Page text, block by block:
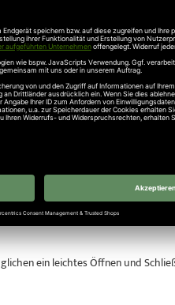
auch mit Antrieb
System.
überwacht
selbstüberwachenden
und öffnet es sofort beim
schützt Ihr Eigentum
Zarge, zusätzliche Verriegelung
ein leichtes Öffnen und